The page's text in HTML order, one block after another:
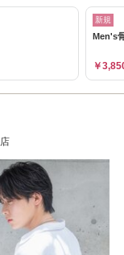
新規
Men's
￥